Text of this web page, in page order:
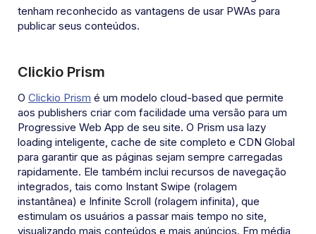
tenham reconhecido as vantagens de usar PWAs para
publicar seus conteúdos.
Clickio Prism
O Clickio Prism é um modelo cloud-based que permite
aos publishers criar com facilidade uma versão para um
Progressive Web App de seu site. O Prism usa lazy
loading inteligente, cache de site completo e CDN Global
para garantir que as páginas sejam sempre carregadas
rapidamente. Ele também inclui recursos de navegação
integrados, tais como Instant Swipe (rolagem
instantânea) e Infinite Scroll (rolagem infinita), que
estimulam os usuários a passar mais tempo no site,
visualizando mais conteúdos e mais anúncios. Em média,